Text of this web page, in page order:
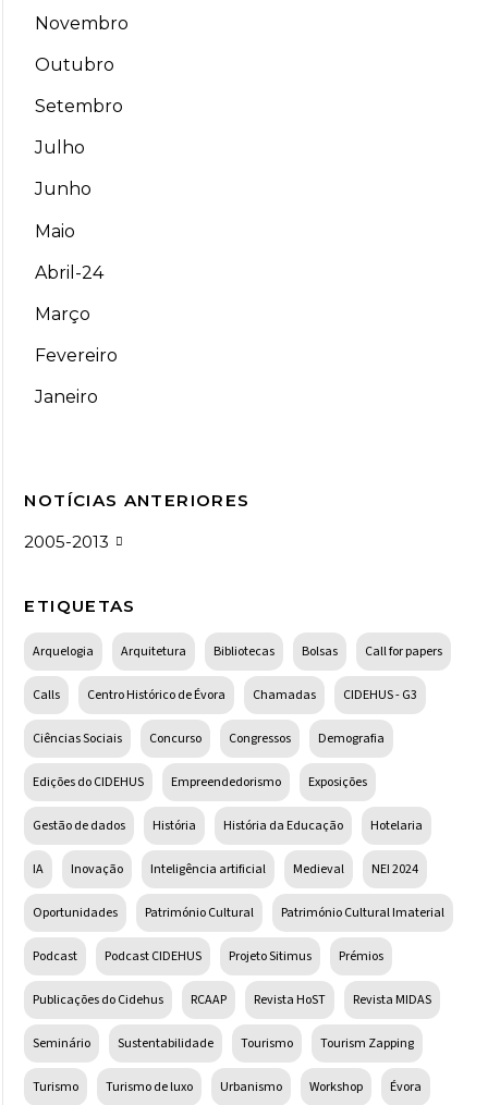
Novembro
Outubro
Setembro
Julho
Junho
Maio
Abril-24
Março
Fevereiro
Janeiro
NOTÍCIAS ANTERIORES
2005-2013
ETIQUETAS
Arquelogia Arquitetura Bibliotecas Bolsas Call for papers
Calls Centro Histórico de Évora Chamadas CIDEHUS - G3
Ciências Sociais Concurso Congressos Demografia
Edições do CIDEHUS Empreendedorismo Exposições
Gestão de dados História História da Educação Hotelaria
IA Inovação Inteligência artificial Medieval NEI 2024
Oportunidades Património Cultural Património Cultural Imaterial
Podcast Podcast CIDEHUS Projeto Sitimus Prémios
Publicações do Cidehus RCAAP Revista HoST Revista MIDAS
Seminário Sustentabilidade Tourismo Tourism Zapping
Turismo Turismo de luxo Urbanismo Workshop Évora